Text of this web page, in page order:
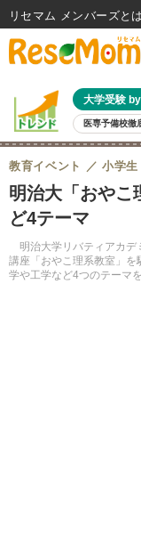
大学受験
医専予備校徹
親子で考える大学選び
共通テスト 夏休み
8月開催イベント・WS
自由研究教材（小学生向け）
明治大「おや
ど4テーマ
明治大学リバティアカデ
講座「おやこ理系教室」
学や工学など4つのテーマ
教育イベント 小学生
リセマム メンバーズ